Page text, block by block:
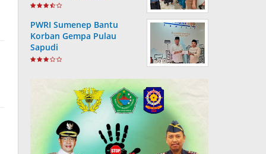
PWRI Sumenep Bantu
Korban Gempa Pulau
Sapudi